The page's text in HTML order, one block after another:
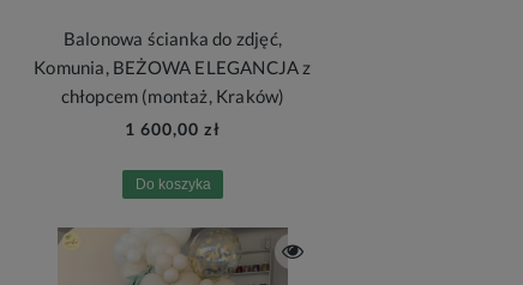
Balonowa ścianka do zdjęć,
Komunia, BEŻOWA ELEGANCJA z
chłopcem (montaż, Kraków)
1 600,00 zł
Do koszyka